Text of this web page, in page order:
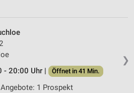
❯
- 20:00 Uhr |
Öffnet in 41 Min.
Angebote: 1 Prospekt